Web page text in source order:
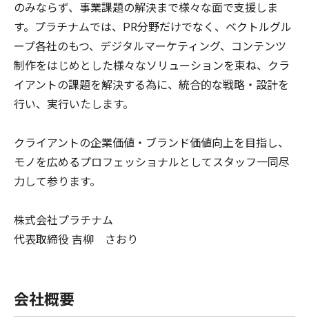
のみならず、事業課題の解決まで様々な面で支援しま
す。プラチナムでは、PR分野だけでなく、ベクトルグル
ープ各社のもつ、デジタルマーケティング、コンテンツ
制作をはじめとした様々なソリューションを束ね、クラ
イアントの課題を解決する為に、統合的な戦略・設計を
行い、実行いたします。
クライアントの企業価値・ブランド価値向上を目指し、
モノを広めるプロフェッショナルとしてスタッフ一同尽
力して参ります。
株式会社プラチナム
代表取締役 吉柳 さおり
会社概要